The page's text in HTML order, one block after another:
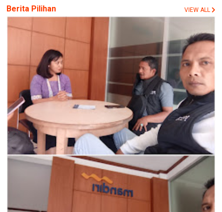
Berita Pilihan VIEW ALL